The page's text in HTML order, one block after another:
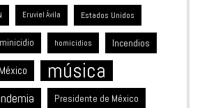
Eruviel Ávila Estados Unidos
homicidios Incendios
México música
Presidente de México